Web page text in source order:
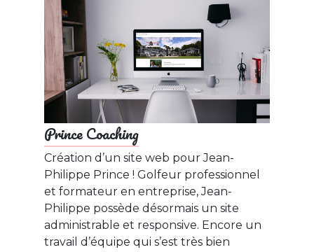
Prince Coaching
Création d’un site web pour Jean-
Philippe Prince ! Golfeur professionnel
et formateur en entreprise, Jean-
Philippe possède désormais un site
administrable et responsive. Encore un
travail d’équipe qui s’est très bien